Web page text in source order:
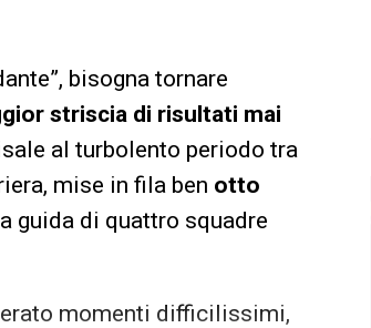
bisogna tornare
striscia di risultati mai
al turbolento periodo tra
mise in fila ben otto
guida di quattro squadre
momenti difficilissimi,